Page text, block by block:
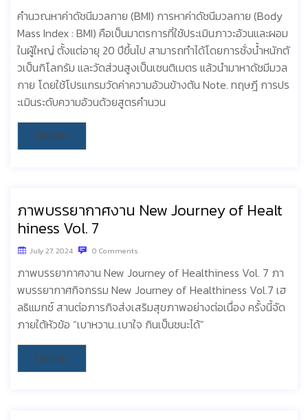
คำนวณหาค่าดัชนีมวลกาย (BMI) การหาค่าดัชนีมวลกาย (Body
Mass Index : BMI) คือเป็นมาตรการที่ใช้ประเมินภาวะอ้วนและผอม
ในผู้ใหญ่ ตั้งแต่อายุ 20 ปีขึ้นไป สามารถทำได้โดยการชั่งน้ำหนักตั
วเป็นกิโลกรัม และวัดส่วนสูงเป็นเซนติเมตร แล้วนำมาหาดัชมีมวล
กาย โดยใช้โปรแกรมวัดค่าความอ้วนข้างต้น Note. ทฤษฎี การปร
ะเมินระดับความอ้วนด้วยสูตรคำนวน
Details
ภาพบรรยากาศงาน New Journey of Healt
hiness Vol. 7
July 27, 2024 0 Comments
ภาพบรรยากาศงาน New Journey of Healthiness Vol. 7 ภา
พบรรยากาศกิจกรรม New Journey of Healthiness Vol.7 เฮ
ลธิแมกซ์ สานต่อภารกิจส่งเสริมสุขภาพอย่างต่อเนื่อง ครั้งนี้จัด
ภายใต้หัวข้อ “เบาหวาน..เบาใจ กินเป็นชนะได้”
Details